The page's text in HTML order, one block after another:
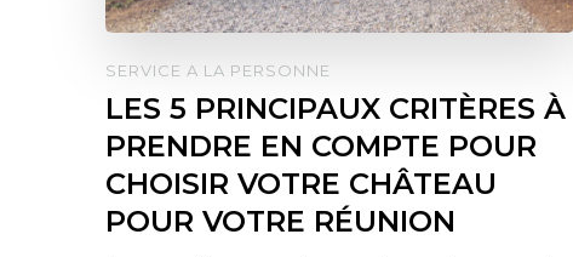
SERVICE A LA PERSONNE
LES 5 PRINCIPAUX CRITÈRES À
PRENDRE EN COMPTE POUR
CHOISIR VOTRE CHÂTEAU
POUR VOTRE RÉUNION